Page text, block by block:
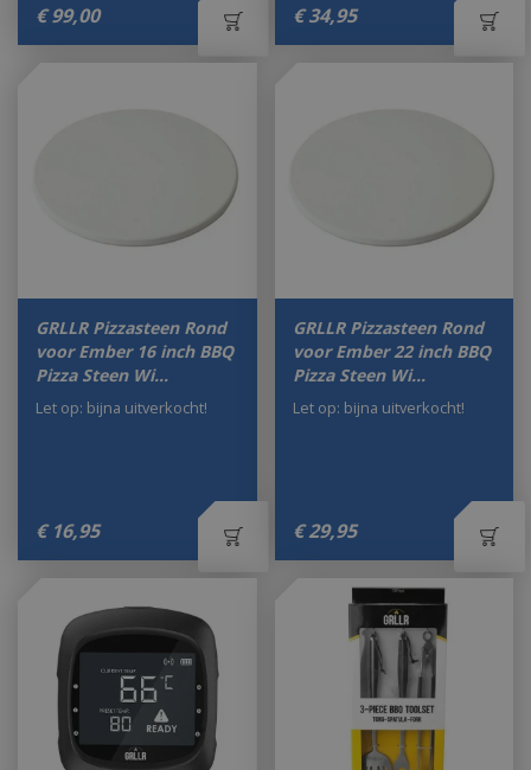
€ 99,00 € 34,95
GRLLR Pizzasteen Rond
voor Ember 16 inch BBQ
Pizza Steen Wi…
€ 16,95
Let op: bijna uitverkocht!
GRLLR Pizzasteen Rond
voor Ember 22 inch BBQ
Pizza Steen Wi…
€ 29,95
Let op: bijna uitverkocht!